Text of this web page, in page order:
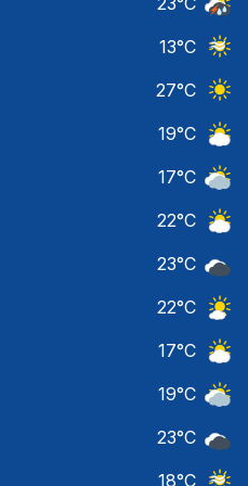
13°C
27°C
19°C
17°C
22°C
23°C
22°C
17°C
19°C
23°C
18°C